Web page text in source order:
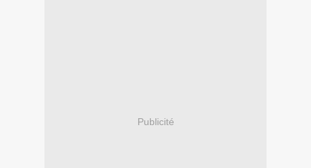
Publicité